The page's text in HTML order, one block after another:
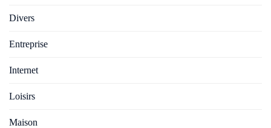
Divers
Entreprise
Internet
Loisirs
Maison